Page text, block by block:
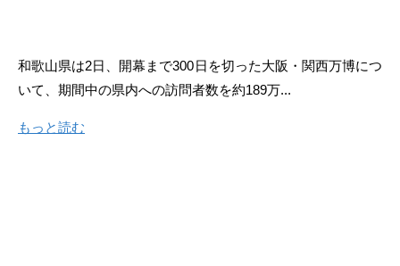
和歌山県は2日、開幕まで300日を切った大阪・関西万博につ
いて、期間中の県内への訪問者数を約189万...
もっと読む